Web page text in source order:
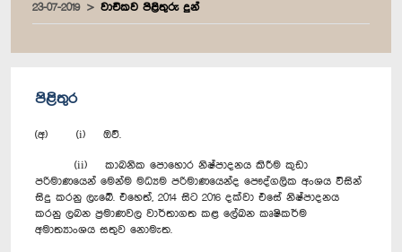
23-07-2019 වාචිකව පිළිතුරු දුන්
පිළිතුර
(අ) (i) ඔව්.
(ii) කාබනික පොහොර නිෂ්පාදනය කිරීම කුඩා
පරිමාණයෙන් මෙන්ම මධ්‍යම පරිමාණයෙන්ද පෞද්ගලික අංශය විසින්
සිදු කරනු ලැබේ. එහෙත්, 2014 සිට 2016 දක්වා එසේ නිෂ්පාදනය
කරනු ලබන ප්‍රමාණවල වාර්තාගත කළ ලේඛන කෘෂිකර්ම
අමාත්‍යාංශය සතුව නොමැත.